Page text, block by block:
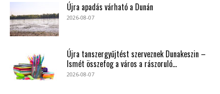
Újra apadás várható a Dunán
2026-08-07
Újra tanszergyűjtést szerveznek Dunakeszin –
Ismét összefog a város a rászoruló...
2026-08-07